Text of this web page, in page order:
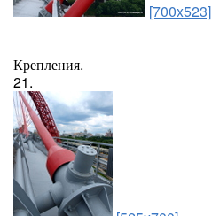
[700x523]
Крепления.
21.